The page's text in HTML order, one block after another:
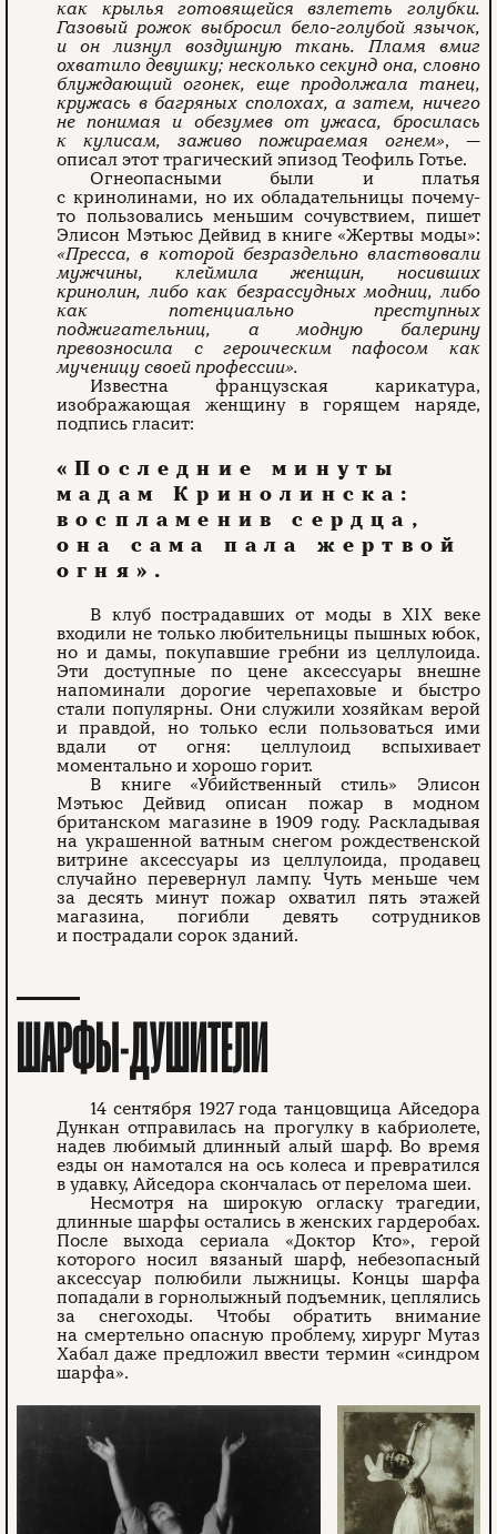
как крылья готовящейся взлететь голубки.
Газовый рожок выбросил бело-голубой язычок,
и он лизнул воздушную ткань. Пламя вмиг
охватило девушку; несколько секунд она, словно
блуждающий огонек, еще продолжала танец,
кружась в багряных сполохах, а затем, ничего
не понимая и обезумев от ужаса, бросилась
к кулисам, заживо пожираемая огнем», —
описал этот трагический эпизод Теофиль Готье.
Огнеопасными были и платья
с кринолинами, но их обладательницы почему-
то пользовались меньшим сочувствием, пишет
Элисон Мэтьюс Дейвид в книге «Жертвы моды»:
«Пресса, в которой безраздельно властвовали
мужчины, клеймила женщин, носивших
кринолин, либо как безрассудных модниц, либо
как потенциально преступных
поджигательниц, а модную балерину
превозносила с героическим пафосом как
мученицу своей профессии».
Известна французская карикатура,
изображающая женщину в горящем наряде,
подпись гласит:
«Последние минуты
мадам Кринолинска:
воспламенив сердца,
она сама пала жертвой
огня».
В клуб пострадавших от моды в XIX веке
входили не только любительницы пышных юбок,
но и дамы, покупавшие гребни из целлулоида.
Эти доступные по цене аксессуары внешне
напоминали дорогие черепаховые и быстро
стали популярны. Они служили хозяйкам верой
и правдой, но только если пользоваться ими
вдали от огня: целлулоид вспыхивает
моментально и хорошо горит.
В книге «Убийственный стиль» Элисон
Мэтьюс Дейвид описан пожар в модном
британском магазине в 1909 году. Раскладывая
на украшенной ватным снегом рождественской
витрине аксессуары из целлулоида, продавец
случайно перевернул лампу. Чуть меньше чем
за десять минут пожар охватил пять этажей
магазина, погибли девять сотрудников
и пострадали сорок зданий.
ШАРФЫ-ДУШИТЕЛИ
14 сентября 1927 года танцовщица Айседора
Дункан отправилась на прогулку в кабриолете,
надев любимый длинный алый шарф. Во время
езды он намотался на ось колеса и превратился
в удавку, Айседора скончалась от перелома шеи.
Несмотря на широкую огласку трагедии,
длинные шарфы остались в женских гардеробах.
После выхода сериала «Доктор Кто», герой
которого носил вязаный шарф, небезопасный
аксессуар полюбили лыжницы. Концы шарфа
попадали в горнолыжный подъемник, цеплялись
за снегоходы. Чтобы обратить внимание
на смертельно опасную проблему, хирург Мутаз
Хабал даже предложил ввести термин «синдром
шарфа».